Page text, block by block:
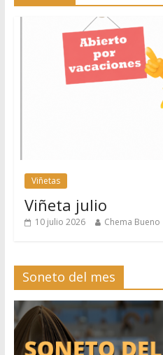
Viñetas
Viñeta julio
10 julio 2026 Chema Bueno
Soneto del mes